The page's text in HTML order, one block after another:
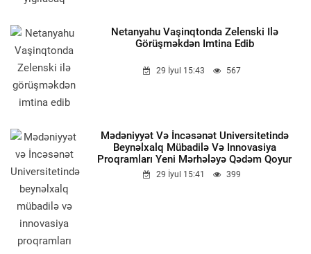
Netanyahu Vaşinqtonda Zelenski Ilə
Görüşməkdən Imtina Edib
29 İyul 15:43 567
Mədəniyyət Və İncəsənət Universitetində
Beynəlxalq Mübadilə Və Innovasiya
Proqramları Yeni Mərhələyə Qədəm Qoyur
29 İyul 15:41 399